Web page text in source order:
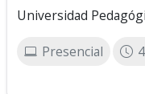
Universidad
Presencial